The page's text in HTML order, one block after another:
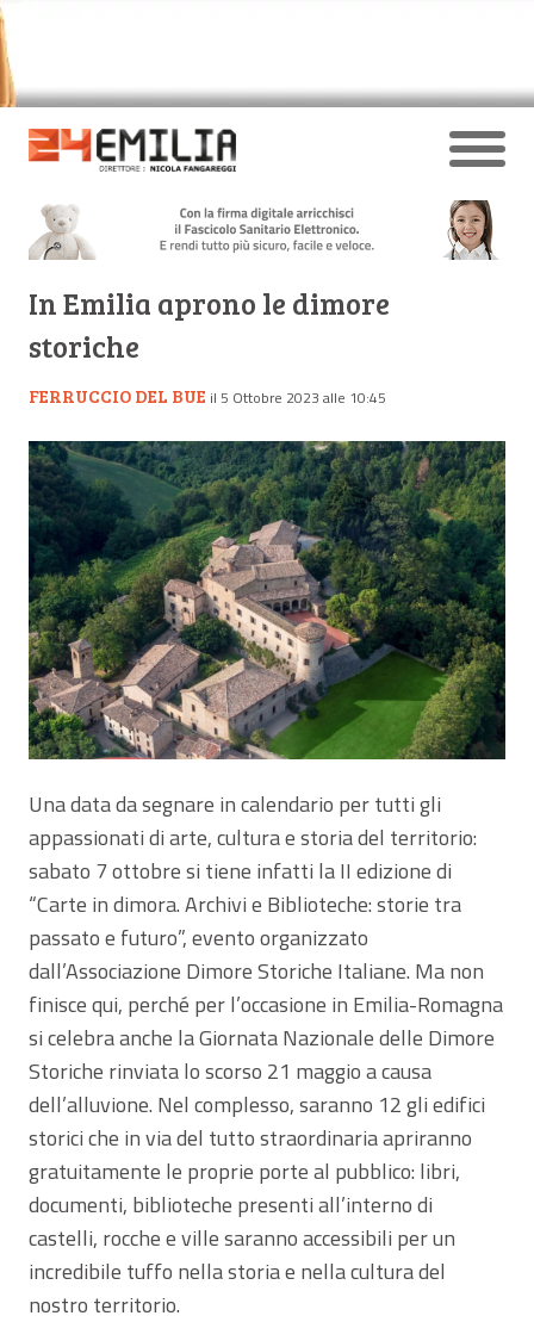
In Emilia aprono le dimore
storiche
FERRUCCIO DEL BUE il 5 Ottobre 2023 alle 10:45
Una data da segnare in calendario per tutti gli
appassionati di arte, cultura e storia del territorio:
sabato 7 ottobre si tiene infatti la II edizione di
“Carte in dimora. Archivi e Biblioteche: storie tra
passato e futuro”, evento organizzato
dall’Associazione Dimore Storiche Italiane. Ma non
finisce qui, perché per l’occasione in Emilia-Romagna
si celebra anche la Giornata Nazionale delle Dimore
Storiche rinviata lo scorso 21 maggio a causa
dell’alluvione. Nel complesso, saranno 12 gli edifici
storici che in via del tutto straordinaria apriranno
gratuitamente le proprie porte al pubblico: libri,
documenti, biblioteche presenti all’interno di
castelli, rocche e ville saranno accessibili per un
incredibile tuffo nella storia e nella cultura del
nostro territorio.